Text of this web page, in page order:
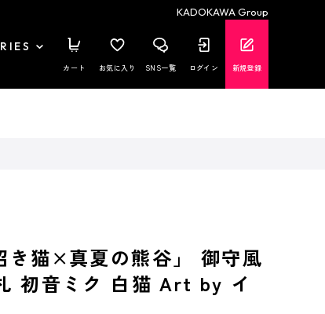
KADOKAWA Group
カート お気に入り SNS一覧 ログイン 新規登録
き猫×真夏の熊谷」 御守風
初音ミク 白猫 Art by イ